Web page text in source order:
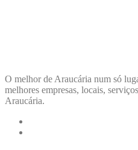
O melhor de Araucária num só
melhores empresas, locais,
Araucária.